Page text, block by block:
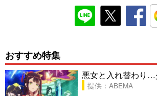
おすすめ特集
悪女と入れ替わり…
提供：ABEMA